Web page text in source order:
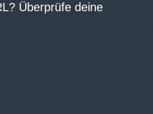
Überprüfe deine